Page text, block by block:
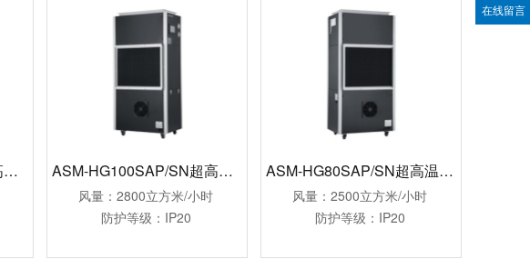
ASM-HG200SAP/SN超高温烘干机 ASM-HG100SAP/SN超高温烘干机
风量：2800立方米/小时
防护等级：IP20
ASM-HG80SAP/SN超高温烘干机
风量：2500立方米/小时
防护等级：IP20
在线留言